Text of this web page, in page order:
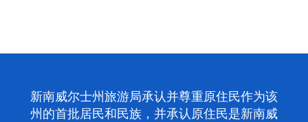
新南威尔士州旅游局承认并尊重原住民作为该
州的首批居民和民族，并承认原住民是新南威